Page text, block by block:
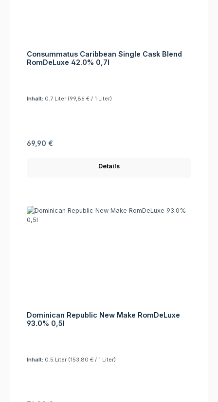
Consummatus Caribbean Single Cask Blend
RomDeLuxe 42.0% 0,7l
Inhalt: 0.7 Liter (99,86 € / 1 Liter)
Regulärer Preis:
69,90 €
Details
Dominican Republic New Make RomDeLuxe
93.0% 0,5l
Inhalt: 0.5 Liter (153,80 € / 1 Liter)